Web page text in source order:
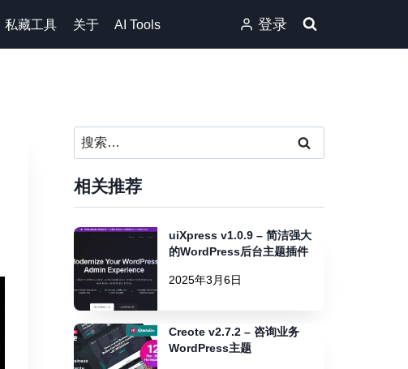
私藏工具 关于 AI Tools 登录
搜
索：
相关推荐
uiXpress v1.0.9 – 简洁强大
的WordPress后台主题插件
2025年3月6日
Creote v2.7.2 – 咨询业务
WordPress主题